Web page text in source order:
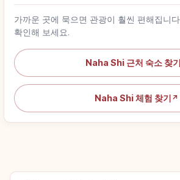
가까운 곳에 묵으면 관광이 훨씬 편해집니
확인해 보세요.
Naha Shi 근처 숙소 찾기
Naha Shi 체험 찾기 ↗